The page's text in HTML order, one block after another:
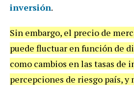
inversión.
Sin embargo, el precio de
puede fluctuar en función de
como cambios en las tasas de
percepciones de riesgo país,